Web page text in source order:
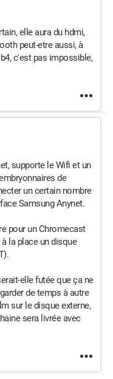
elle aura du hdmi,
peut-etre aussi, à
c'est pas impossible,
supporte le Wifi et un
de
un certain nombre
Samsung Anynet.
pour un Chromecast
la place un disque
elle futée que ça ne
de temps à autre
sur le disque externe,
sera livrée avec